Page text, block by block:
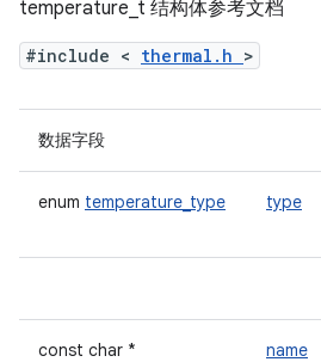
temperature_t 结构体参考文档
#include < thermal.h >
数据字段
enum temperature_type type
const char * name